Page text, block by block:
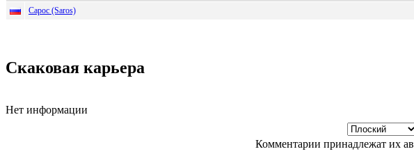
Сарос (Saros)
Скаковая карьера
Нет информации
Комментарии принадлежат их